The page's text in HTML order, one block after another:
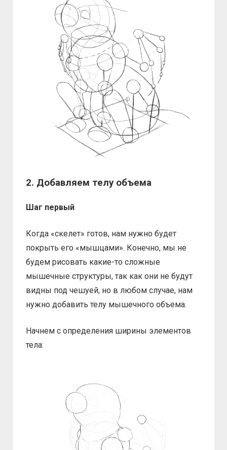
2. Добавляем телу объема
Шаг первый
Когда «скелет» готов, нам нужно будет
покрыть его «мышцами». Конечно, мы не
будем рисовать какие-то сложные
мышечные структуры, так как они не будут
видны под чешуей, но в любом случае, нам
нужно добавить телу мышечного объема.
Начнем с определения ширины элементов
тела: